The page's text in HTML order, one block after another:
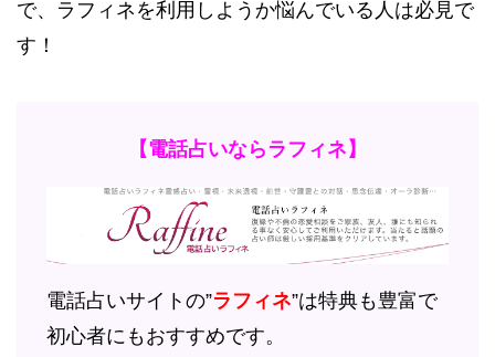
で、ラフィネを利用しようか悩んでいる人は必見で
す！
【電話占いならラフィネ】
電話占いサイトの”ラフィネ”は特典も豊富で
初心者にもおすすめです。